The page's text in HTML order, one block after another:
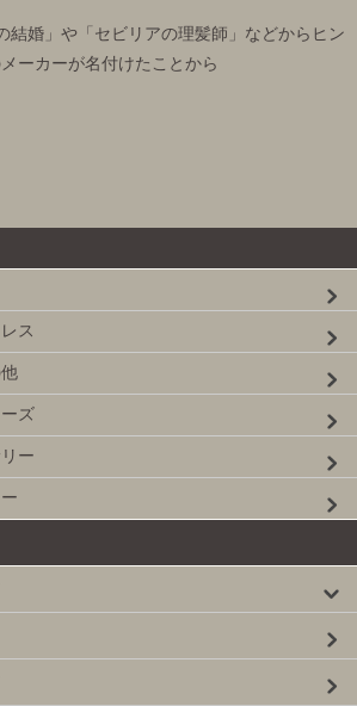
結婚」や「セビリアの理髪師」などからヒン
ーカーが名付けたことから
ス
ズ
ー